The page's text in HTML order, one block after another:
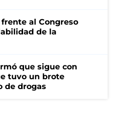
al Congreso
de la
que sigue con
tuvo un brote
de drogas